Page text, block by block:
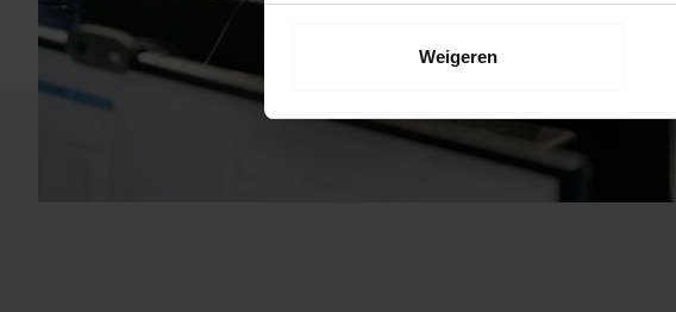
Weigeren